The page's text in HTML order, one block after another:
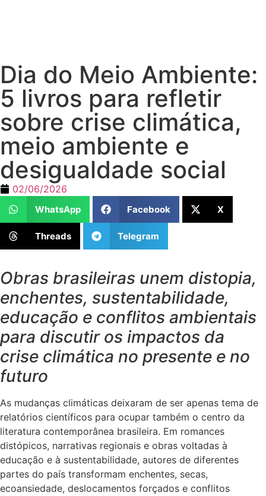
Dia do Meio Ambiente:
5 livros para refletir
sobre crise climática,
meio ambiente e
desigualdade social
02/06/2026
WhatsApp Facebook X
Threads Telegram
Obras brasileiras unem distopia,
enchentes, sustentabilidade,
educação e conflitos ambientais
para discutir os impactos da
crise climática no presente e no
futuro
As mudanças climáticas deixaram de ser apenas tema de
relatórios científicos para ocupar também o centro da
literatura contemporânea brasileira. Em romances
distópicos, narrativas regionais e obras voltadas à
educação e à sustentabilidade, autores de diferentes
partes do país transformam enchentes, secas,
ecoansiedade, deslocamentos forçados e conflitos